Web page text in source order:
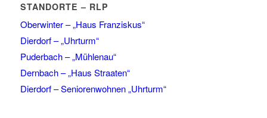
STANDORTE – RLP
Oberwinter – „Haus Franziskus“
Dierdorf – „Uhrturm“
Puderbach – „Mühlenau“
Dernbach – „Haus Straaten“
Dierdorf – Seniorenwohnen „Uhrturm“